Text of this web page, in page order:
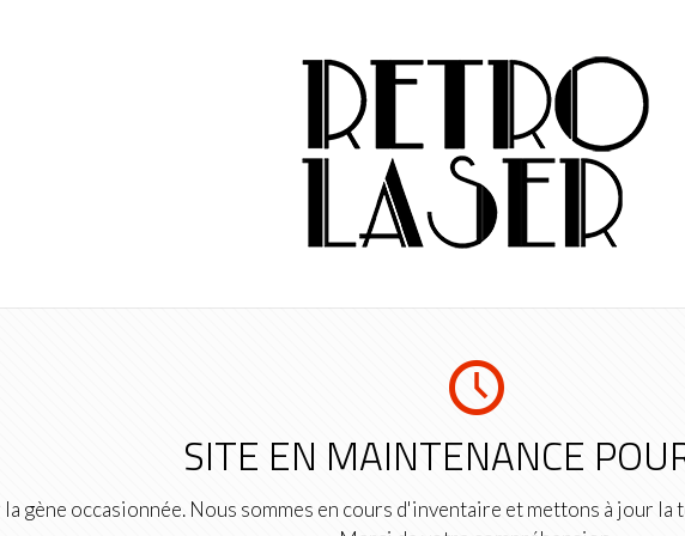
SITE EN MAINTENANCE
la gène occasionnée. Nous sommes en cours d'inventaire et mettons à jour